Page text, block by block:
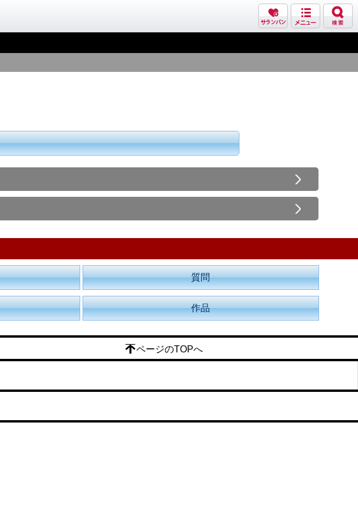
質問
作品
ページのTOPへ